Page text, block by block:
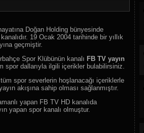
Doğan Holding bünyesinde
19 Ocak 2004 tarihinde bir yıllık
geçmiştir.
Spor Klübünün kanalı FB TV yayın
spor dallarıyla ilgili içerikler bulabilirsiniz.
spor severlerin hoşlanacağı içeriklerle
akışına sahip olması sağlanmıştır.
yapan FB TV HD kanalıda
yapan spor kanalı olmuştur.